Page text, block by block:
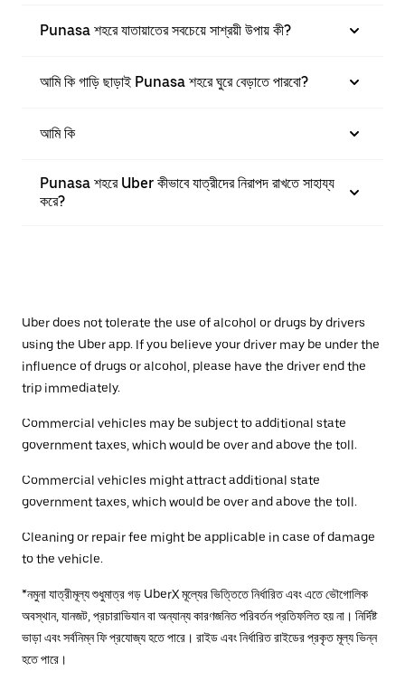
Punasa শহরে যাতায়াতের সবচেয়ে সাশ্রয়ী উপায় কী?
আমি কি গাড়ি ছাড়াই Punasa শহরে ঘুরে বেড়াতে পারবো?
আমি কি
Punasa শহরে Uber কীভাবে যাত্রীদের নিরাপদ রাখতে সাহায্য
করে?
Uber does not tolerate the use of alcohol or drugs by drivers
using the Uber app. If you believe your driver may be under the
influence of drugs or alcohol, please have the driver end the
trip immediately.
Commercial vehicles may be subject to additional state
government taxes, which would be over and above the toll.
Commercial vehicles might attract additional state
government taxes, which would be over and above the toll.
Cleaning or repair fee might be applicable in case of damage
to the vehicle.
*নমুনা যাত্রীমূল্য শুধুমাত্র গড় UberX মূল্যের ভিত্তিতে নির্ধারিত এবং এতে ভৌগোলিক
অবস্থান, যানজট, প্রচারাভিযান বা অন্যান্য কারণজনিত পরিবর্তন প্রতিফলিত হয় না। নির্দিষ্ট
ভাড়া এবং সর্বনিম্ন ফি প্রযোজ্য হতে পারে। রাইড এবং নির্ধারিত রাইডের প্রকৃত মূল্য ভিন্ন
হতে পারে।